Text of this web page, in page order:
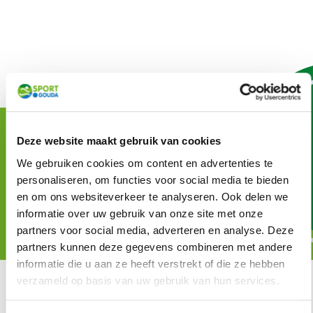
Deze website maakt gebruik van cookies
We gebruiken cookies om content en advertenties te
personaliseren, om functies voor social media te bieden
en om ons websiteverkeer te analyseren. Ook delen we
informatie over uw gebruik van onze site met onze
partners voor social media, adverteren en analyse. Deze
partners kunnen deze gegevens combineren met andere
informatie die u aan ze heeft verstrekt of die ze hebben
verzameld op basis van uw gebruik van hun services.
Zwem op een moment
dat het jou uitkomt!
Bekijk het rooster